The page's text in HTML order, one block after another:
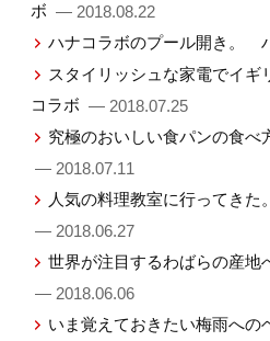
ボ — 2018.08.22
ハナコラボのプール開き。
スタイリッシュな家電でイ
コラボ — 2018.07.25
究極のおいしい食パンの食
— 2018.07.11
人気の料理教室に行ってきた
— 2018.06.27
世界が注目するわばらの産
— 2018.06.06
いま覚えておきたい梅雨へ